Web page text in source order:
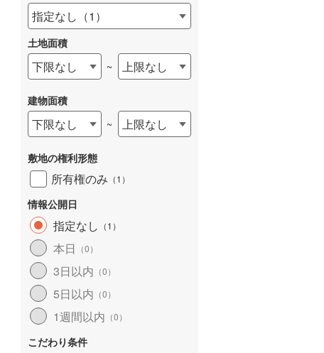
指定なし （1 ）
土地面積
下限なし ~ 上限なし
建物面積
下限なし ~ 上限なし
敷地の権利形態
所有権のみ （1 ）
情報公開日
指定なし （1 ）
本日 （0）
3日以内 （0）
5日以内 （0）
1週間以内 （0）
こだわり条件